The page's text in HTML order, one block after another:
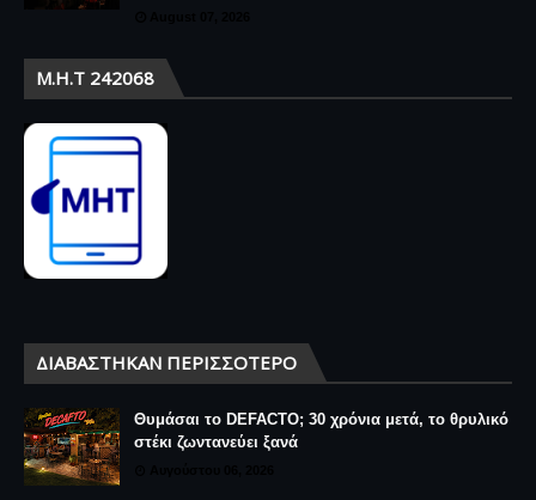
Μ.Η.Τ 242068
ΔΙΑΒΆΣΤΗΚΑΝ ΠΕΡΙΣΣΌΤΕΡΟ
Θυμάσαι το DEFACTO; 30 χρόνια μετά, το θρυλικό
στέκι ζωντανεύει ξανά